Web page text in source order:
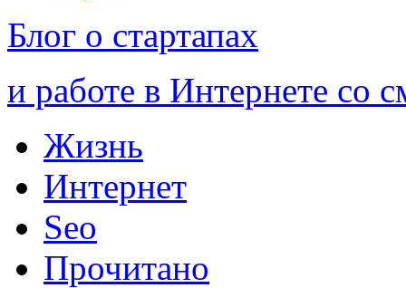
Блог о стартапах
и работе в Интернете со
Жизнь
Интернет
Seo
Прочитано